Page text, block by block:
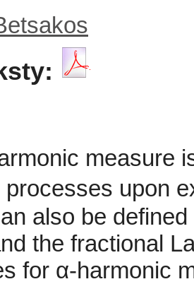
measure
upon
also be
the fractional
for α-harmonic